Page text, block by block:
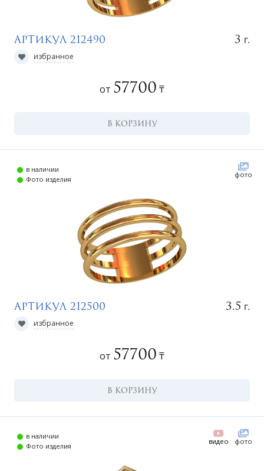
Артикул 212490 3 г.
избранное
от 57700 ₸
В КОРЗИНУ
в наличии
Фото изделия
фото
Артикул 212500 3.5 г.
избранное
от 57700 ₸
В КОРЗИНУ
в наличии
Фото изделия
видео фото